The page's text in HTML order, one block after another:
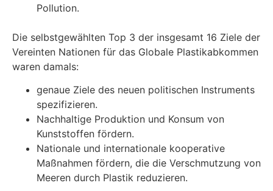
Pollution.
Die selbstgewählten Top 3 der insgesamt 16 Ziele der
Vereinten Nationen für das Globale Plastikabkommen
waren damals:
genaue Ziele des neuen politischen Instruments
spezifizieren.
Nachhaltige Produktion und Konsum von
Kunststoffen fördern.
Nationale und internationale kooperative
Maßnahmen fördern, die die Verschmutzung von
Meeren durch Plastik reduzieren.